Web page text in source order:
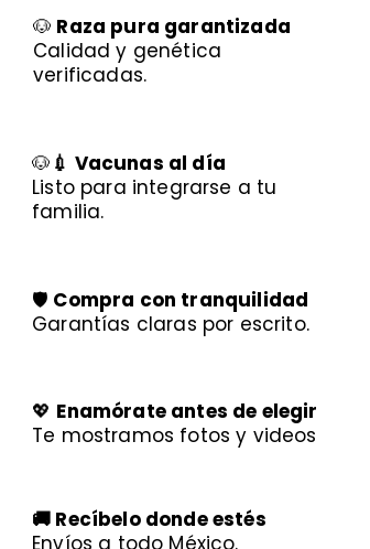
🐶 Raza pura garantizada
Calidad y genética
verificadas.
🐶 💉 Vacunas al día
Listo para integrarse a tu
familia.
🛡️ Compra con tranquilidad
Garantías claras por escrito.
💖 Enamórate antes de elegir
Te mostramos fotos y videos
🚚 Recíbelo donde estés
Envíos a todo México.